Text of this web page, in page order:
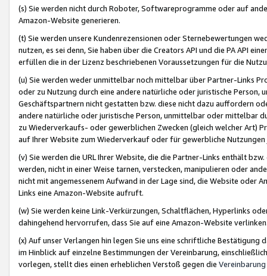
(s) Sie werden nicht durch Roboter, Softwareprogramme oder auf
Amazon-Website generieren.
(t) Sie werden unsere Kundenrezensionen oder Sternebewertungen
nutzen, es sei denn, Sie haben über die Creators API und die PA API
erfüllen die in der Lizenz beschriebenen Voraussetzungen für die
(u) Sie werden weder unmittelbar noch mittelbar über Partner-Links
oder zu Nutzung durch eine andere natürliche oder juristische
Geschäftspartnern nicht gestatten bzw. diese nicht dazu auffordern
andere natürliche oder juristische Person, unmittelbar oder mittelbar
zu Wiederverkaufs- oder gewerblichen Zwecken (gleich welcher Art)
auf Ihrer Website zum Wiederverkauf oder für gewerbliche
(v) Sie werden die URL Ihrer Website, die die Partner-Links enthält
werden, nicht in einer Weise tarnen, verstecken, manipulieren oder
nicht mit angemessenem Aufwand in der Lage sind, die Website oder
Links eine Amazon-Website aufruft.
(w) Sie werden keine Link-Verkürzungen, Schaltflächen, Hyperlinks
dahingehend hervorrufen, dass Sie auf eine Amazon-Website
(x) Auf unser Verlangen hin legen Sie uns eine schriftliche
im Hinblick auf einzelne Bestimmungen der Vereinbarung,
vorlegen, stellt dies einen erheblichen Verstoß gegen die Vereinbarung